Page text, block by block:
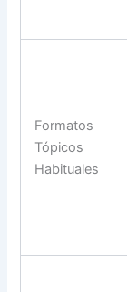
Formatos
Tópicos
Habituales